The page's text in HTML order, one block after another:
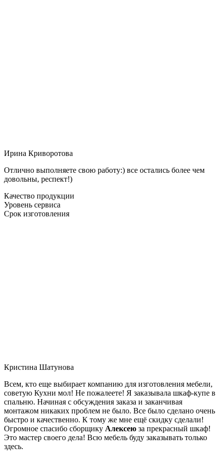
Ирина Криворотова
Отлично выполняете свою работу:) все остались более чем
довольны, респект!)
Качество продукции
Уровень сервиса
Срок изготовления
Кристина Шатунова
Всем, кто еще выбирает компанию для изготовления мебели,
советую Кухни мол! Не пожалеете! Я заказывала шкаф-купе в
спальню. Начиная с обсуждения заказа и заканчивая
монтажом никаких проблем не было. Все было сделано очень
быстро и качественно. К тому же мне ещё скидку сделали!
Огромное спасибо сборщику Алексею за прекрасный шкаф!
Это мастер своего дела! Всю мебель буду заказывать только
здесь.